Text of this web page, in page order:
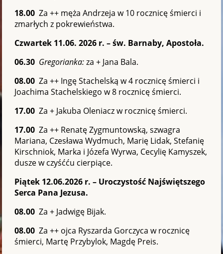
18.00 Za ++ męża Andrzeja w 10 rocznicę śmierci i
zmarłych z pokrewieństwa.
Czwartek 11.06. 2026 r. – św. Barnaby, Apostoła.
06.30 Gregorianka:za + Jana Bala.
08.00 Za ++ Ingę Stachelską w 4 rocznicę śmierci i
Joachima Stachelskiego w 8 rocznicę śmierci.
17.00 Za + Jakuba Oleniacz w rocznicę śmierci.
17.00 Za ++ Renatę Zygmuntowską, szwagra
Mariana, Czesława Wydmuch, Marię Lidak, Stefanię
Kirschniok, Marka i Józefa Wyrwa, Cecylię Kamyszek,
dusze w czyśćću cierpiące.
Piątek 12.06.2026 r. – Uroczystość Najświętszego
Serca Pana Jezusa.
08.00 Za + Jadwigę Bijak.
08.00 Za ++ ojca Ryszarda Gorczyca w rocznicę
śmierci, Martę Przybylok, Magdę Preis.